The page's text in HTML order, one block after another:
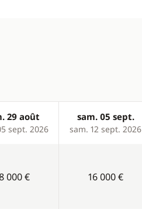
29 août
sept. 2026
sam. 05 sept.
sam. 12 sept. 2026
000 € 16 000 €